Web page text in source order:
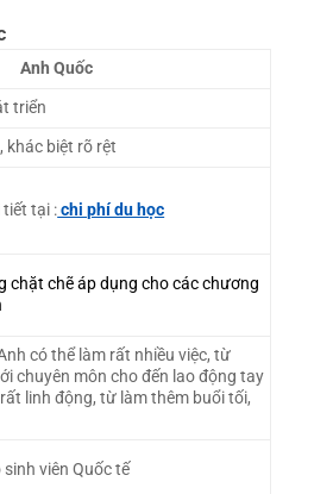
Anh Quốc
triển
khác biệt rõ rệt
tiết tại :chi phí du học
chặt chẽ áp dụng cho các chương
có thể làm rất nhiều việc, từ
chuyên môn cho đến lao động tay
linh động, từ làm thêm buổi tối,
viên Quốc tế